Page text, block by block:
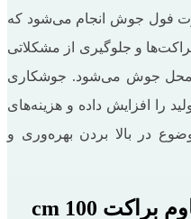
فول جوش انجام می‌شود که
و جلوگیری از مشکلاتی
محل جوش می‌شود. جوشکاری
را افزایش داده و هزینه‌های
در بالا بردن بهره‌وری و
رنگ‌آمیزی و پوشش مقاوم براکت 100 cm